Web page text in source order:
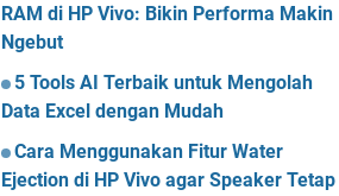
RAM di HP Vivo: Bikin Performa Makin
Ngebut
5 Tools AI Terbaik untuk Mengolah
Data Excel dengan Mudah
Cara Menggunakan Fitur Water
Ejection di HP Vivo agar Speaker Tetap